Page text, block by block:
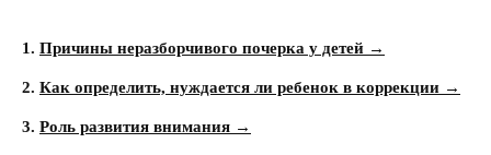
1. Причины неразборчивого почерка у детей →
2. Как определить, нуждается ли ребенок в коррекции →
3. Роль развития внимания →